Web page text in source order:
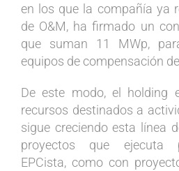
en los que la compañía ya
de O&M, ha firmado un
que suman 11 MWp,
equipos de compensación
De este modo, el holding
recursos destinados a
sigue creciendo esta línea
proyectos que ejecuta
EPCista, como con